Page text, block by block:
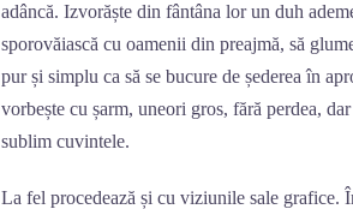
adâncă. Izvorăște din fântâna lor un duh
sporovăiască cu oamenii din preajmă, să
pur și simplu ca să se bucure de șederea în
vorbește cu șarm, uneori gros, fără perdea,
sublim cuvintele.
La fel procedează și cu viziunile sale grafice.